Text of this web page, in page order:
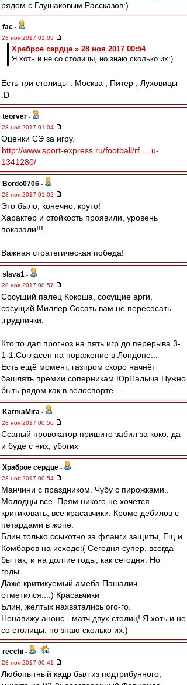
рядом с Глушаковым Рассказов:)
fac -
28 ноя 2017 01:05
Храброе сердце » 28 ноя 2017 00:54
Я хоть и не со столицы, но знаю сколько их:)
Есть три столицы : Москва , Питер , Луховицы
:D
teorver -
28 ноя 2017 01:04
Оценки СЭ за игру.
http://www.sport-express.ru/football/rf ... u-
1341280/
Bordo0706 -
28 ноя 2017 01:02
Это было, конечно, круто!
Характер и стойкость проявили, уровень
показали!!!
Важная стратегическая победа!
slava1 -
28 ноя 2017 00:57
Cосущий палец Кокоша, сосущие арги,
сосущий Миллер.Сосать вам не пересосать
,груднички.
Кто то дал прогноз на пять игр до перерыва 3-
1-1.Согласен на поражение в Лондоне...
Есть ещё момент, газпром скоро начнёт
башлять премии соперникам ЮрПалыча.Нужно
быть рядом как в велоспорте...
KarmaMira -
28 ноя 2017 00:56
Ссаный провокатор пришито забил за коко, да
и буде с них, убогих
Храброе сердце -
28 ноя 2017 00:54
Манчини с праздником. Чубу с пирожками..
Молодцы все. Прям никого не хочется
критиковать, все красавчики. Кроме дебилов с
петардами в жопе.
Блин только ссыкотно за фланги защиты, Ещ и
Комбаров на исходе:( Сегодня супер, всегда
бы так, и на долгие годы, как сегодня. Но
годы...
Даже критикуемый амеба Пашалич
отметился...:) Красавчики
Блин, желтых нахватались ого-го.
Ненавижу анонс - матч двух столиц! Я хоть и не
со столицы, но знаю сколько их:)
recchi -
28 ноя 2017 00:41
Любопытный кадр был из подтрибунного,